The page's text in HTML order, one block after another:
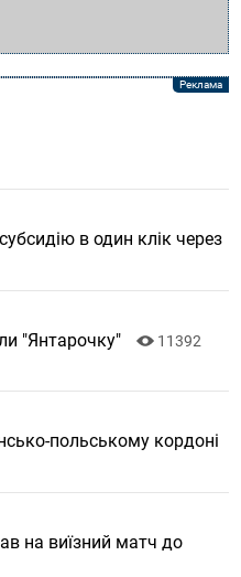
в один клік через
"Янтарочку"
11392
польському кордоні
на виїзний матч до